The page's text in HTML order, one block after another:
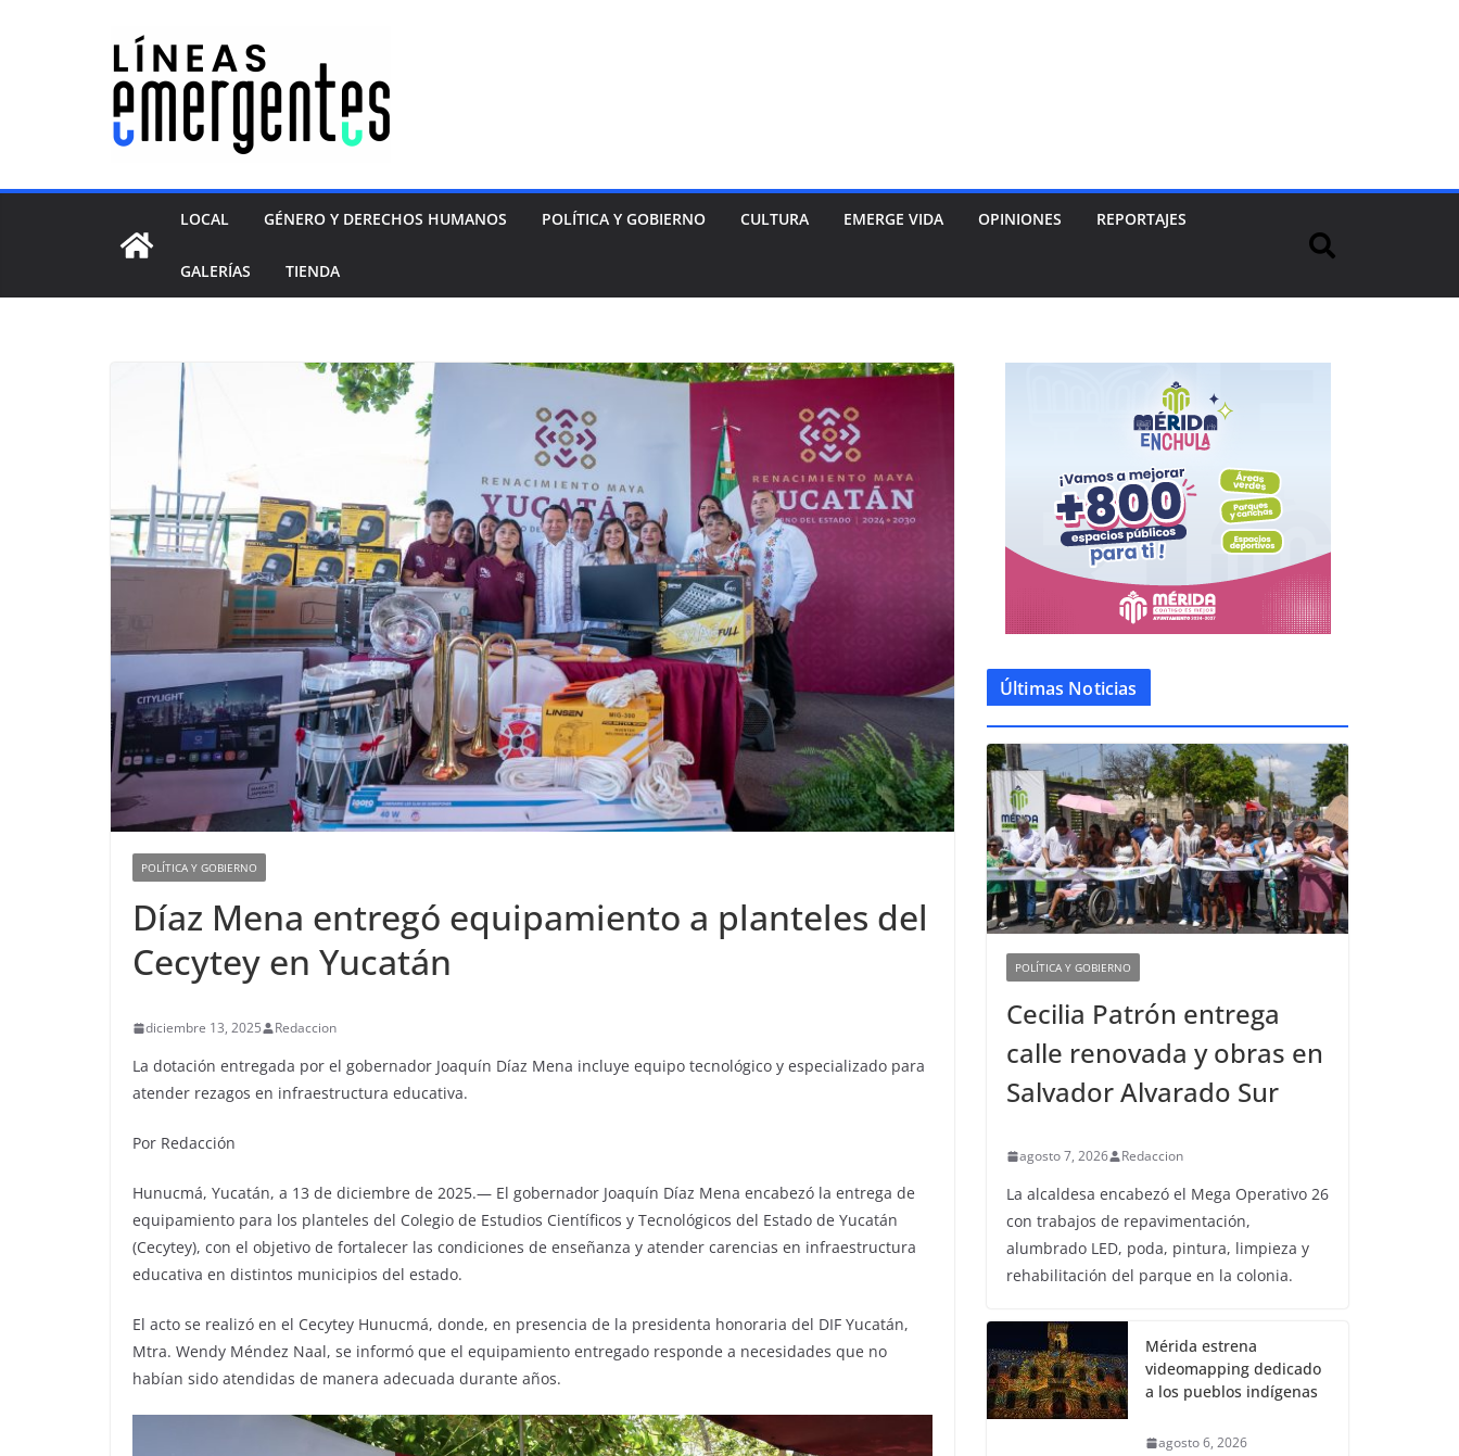
LOCAL GÉNERO Y DERECHOS HUMANOS POLÍTICA Y GOBIERNO CULTURA EMERGE VIDA OPINIONES REPORTAJES
GALERÍAS TIENDA
POLÍTICA Y GOBIERNO
Díaz Mena entregó equipamiento a planteles del
Cecytey en Yucatán
diciembre 13, 2025 Redaccion
La dotación entregada por el gobernador Joaquín Díaz Mena incluye equipo tecnológico y especializado para
atender rezagos en infraestructura educativa.
Por Redacción
Hunucmá, Yucatán, a 13 de diciembre de 2025.— El gobernador Joaquín Díaz Mena encabezó la entrega de
equipamiento para los planteles del Colegio de Estudios Científicos y Tecnológicos del Estado de Yucatán
(Cecytey), con el objetivo de fortalecer las condiciones de enseñanza y atender carencias en infraestructura
educativa en distintos municipios del estado.
El acto se realizó en el Cecytey Hunucmá, donde, en presencia de la presidenta honoraria del DIF Yucatán,
Mtra. Wendy Méndez Naal, se informó que el equipamiento entregado responde a necesidades que no
habían sido atendidas de manera adecuada durante años.
Últimas Noticias
POLÍTICA Y GOBIERNO
Cecilia Patrón entrega
calle renovada y obras en
Salvador Alvarado Sur
agosto 7, 2026 Redaccion
La alcaldesa encabezó el Mega Operativo 26
con trabajos de repavimentación,
alumbrado LED, poda, pintura, limpieza y
rehabilitación del parque en la colonia.
Mérida estrena
videomapping dedicado
a los pueblos indígenas
agosto 6, 2026